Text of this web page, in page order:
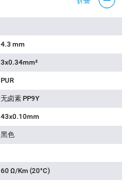
4.3 mm
3x0.34mm²
PUR
无卤素 PP9Y
43x0.10mm
黑色
60 Ω/Km (20°C)